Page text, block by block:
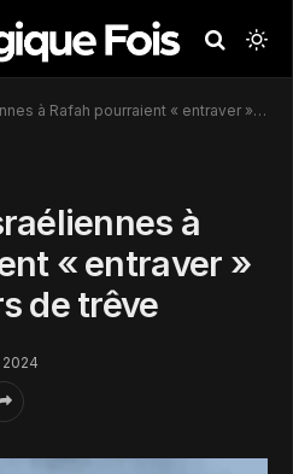
pourraient « entraver » les pourparlers de trêve
à
« entraver »
de trêve
2024